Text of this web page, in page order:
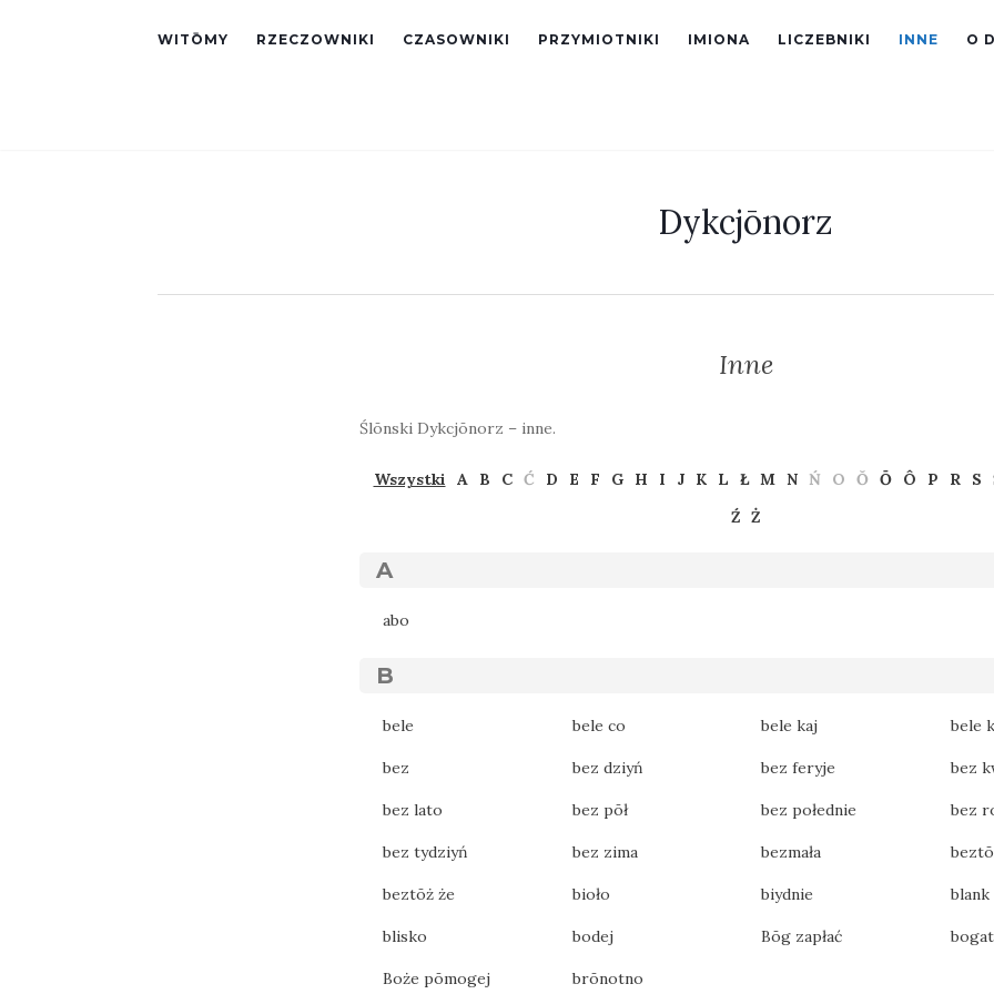
WITŌMY RZECZOWNIKI CZASOWNIKI PRZYMIOTNIKI IMIONA LICZEBNIKI INNE O
Dykcjōnorz
Inne
Ślōnski Dykcjōnorz – inne.
Wszystki A B C Ć D E F G H I J K L Ł M N Ń O Ŏ Ō Ô P R S
Ź Ż
A
abo
B
bele bele co bele kaj bele
bez bez dziyń bez feryje bez
bez lato bez pōł bez połednie bez
bez tydziyń bez zima bezmała
beztōż że bioło biydnie blank
blisko bodej Bōg zapłać
Boże pōmogej brōnotno